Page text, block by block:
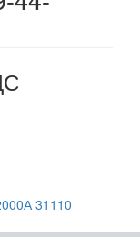
31110